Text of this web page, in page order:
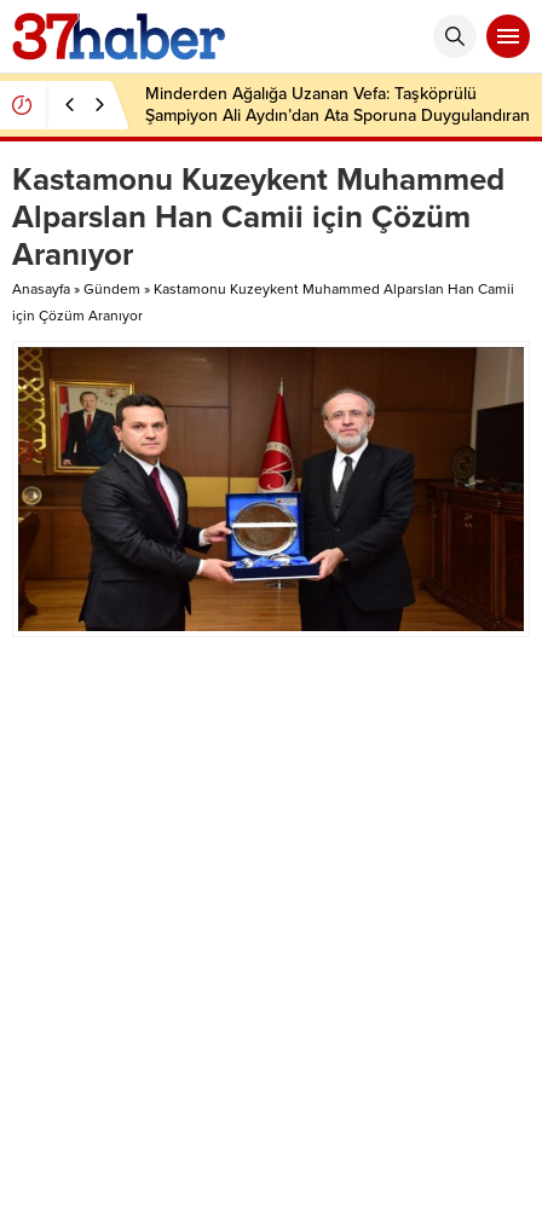
Minderden Ağalığa Uzanan Vefa: Taşköprülü
Şampiyon Ali Aydın’dan Ata Sporuna Duygulandıran
Dönüş
Kastamonu Kuzeykent Muhammed
Alparslan Han Camii için Çözüm
Aranıyor
Anasayfa » Gündem » Kastamonu Kuzeykent Muhammed Alparslan Han Camii
için Çözüm Aranıyor